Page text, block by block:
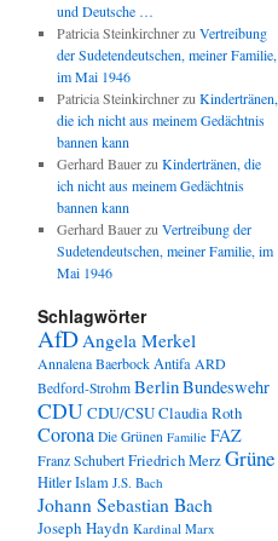
und Deutsche …
Patricia Steinkirchnerzu Vertreibung
der Sudetendeutschen, meiner Familie,
im Mai 1946
Patricia Steinkirchnerzu Kindertränen,
die ich nicht aus meinem Gedächtnis
bannen kann
Gerhard Bauerzu Kindertränen, die
ich nicht aus meinem Gedächtnis
bannen kann
Gerhard Bauerzu Vertreibung der
Sudetendeutschen, meiner Familie, im
Mai 1946
Schlagwörter
AfDAngela Merkel
Annalena BaerbockAntifa ARD
Bedford-Strohm BerlinBundeswehr
CDUCDU/CSUClaudia Roth
Corona Die Grünen Familie FAZ
Franz SchubertFriedrich MerzGrüne
HitlerIslam J.S. Bach
Johann Sebastian Bach
Joseph Haydn Kardinal Marx